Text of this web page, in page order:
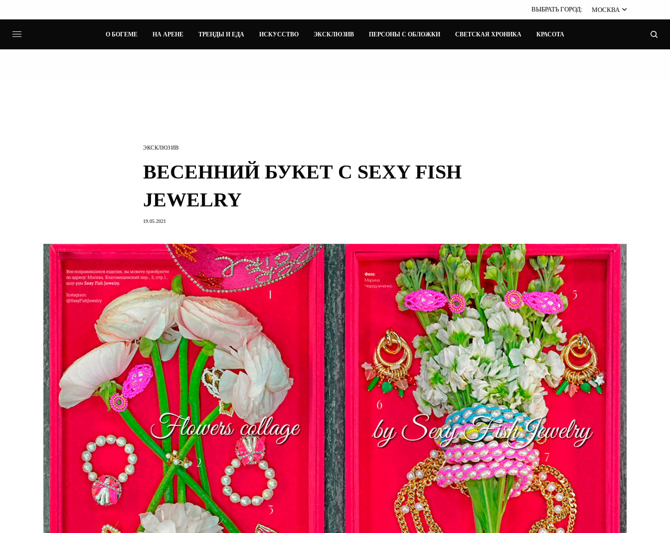
ВЫБРАТЬ ГОРОД: МОСКВА
О БОГЕМЕ НА АРЕНЕ ТРЕНДЫ И ЕДА ИСКУССТВО ЭКСКЛЮЗИВ ПЕРСОНЫ С ОБЛОЖКИ СВЕТСКАЯ ХРОНИКА КРАСОТА
ЭКСКЛЮЗИВ
ВЕСЕННИЙ БУКЕТ С SEXY FISH
JEWELRY
19.05.2021